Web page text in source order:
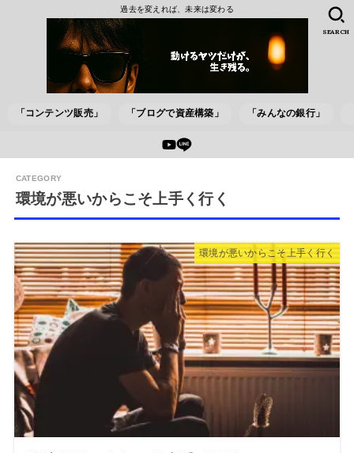
過去を変えれば、未来は変わる
「コンテンツ販売」 「ブログで資産構築」 「みんなの銀行」
SEARCH
環境が悪いからこそ上手く行く
環境が悪いからこそ上手く行く